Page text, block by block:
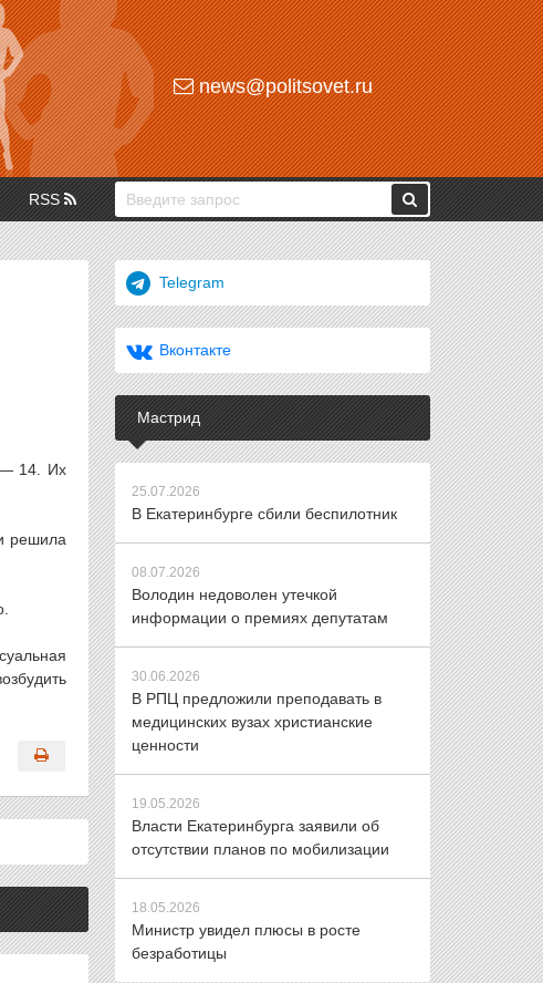
news@politsovet.ru
RSS
— 14. Их
решила
Telegram
Вконтакте
Мастрид
25.07.2026
В Екатеринбурге сбили беспилотник
08.07.2026
Володин недоволен утечкой
информации о премиях депутатам
30.06.2026
В РПЦ предложили преподавать в
медицинских вузах христианские
ценности
19.05.2026
Власти Екатеринбурга заявили об
отсутствии планов по мобилизации
18.05.2026
Министр увидел плюсы в росте
безработицы